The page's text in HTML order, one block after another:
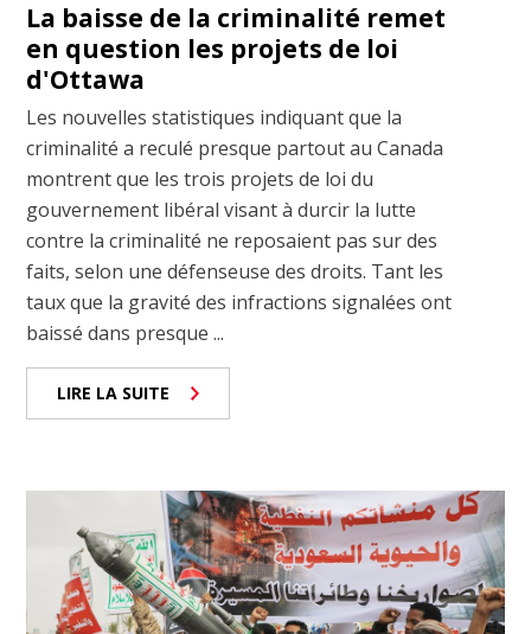
La baisse de la criminalité remet
en question les projets de loi
d'Ottawa
Les nouvelles statistiques indiquant que la
criminalité a reculé presque partout au Canada
montrent que les trois projets de loi du
gouvernement libéral visant à durcir la lutte
contre la criminalité ne reposaient pas sur des
faits, selon une défenseuse des droits. Tant les
taux que la gravité des infractions signalées ont
baissé dans presque ...
LIRE LA SUITE